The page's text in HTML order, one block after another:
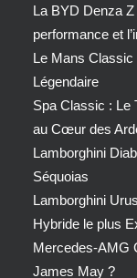
La BYD Denza
performance et
Le Mans Classic
Légendaire
Spa Classic : Le
au Cœur des
Lamborghini
Séquoias
Lamborghini
Hybride le plus
Mercedes-AMG
James May ?